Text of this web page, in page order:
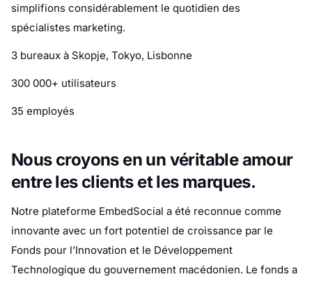
simplifions considérablement le quotidien des
spécialistes marketing.
3 bureaux à Skopje, Tokyo, Lisbonne
300 000+ utilisateurs
35 employés
Nous croyons en un véritable amour
entre les clients et les marques.
Notre plateforme EmbedSocial a été reconnue comme
innovante avec un fort potentiel de croissance par le
Fonds pour l’Innovation et le Développement
Technologique du gouvernement macédonien. Le fonds a